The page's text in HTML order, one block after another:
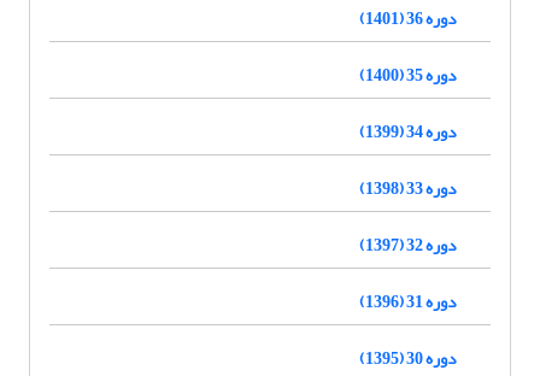
دوره 36 (1401)
دوره 35 (1400)
دوره 34 (1399)
دوره 33 (1398)
دوره 32 (1397)
دوره 31 (1396)
دوره 30 (1395)